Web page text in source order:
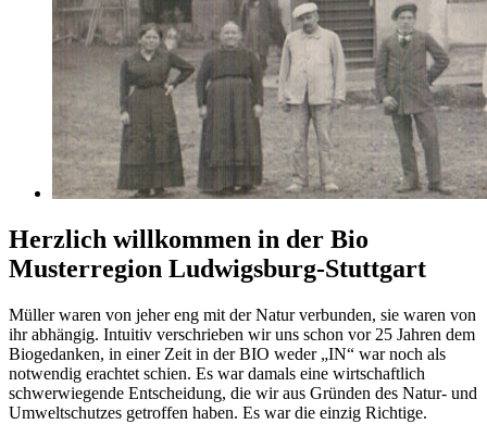
Herzlich willkommen in der Bio
Musterregion Ludwigsburg-Stuttgart
Müller waren von jeher eng mit der Natur verbunden, sie waren von
ihr abhängig. Intuitiv verschrieben wir uns schon vor 25 Jahren dem
Biogedanken, in einer Zeit in der BIO weder „IN“ war noch als
notwendig erachtet schien. Es war damals eine wirtschaftlich
schwerwiegende Entscheidung, die wir aus Gründen des Natur- und
Umweltschutzes getroffen haben. Es war die einzig Richtige.